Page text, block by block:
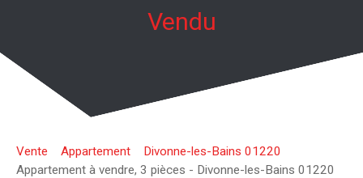
Vendu
Vente Appartement
Divonne-les-Bains 01220
Appartement à vendre, 3 pièces - Divonne-les-Bains 01220